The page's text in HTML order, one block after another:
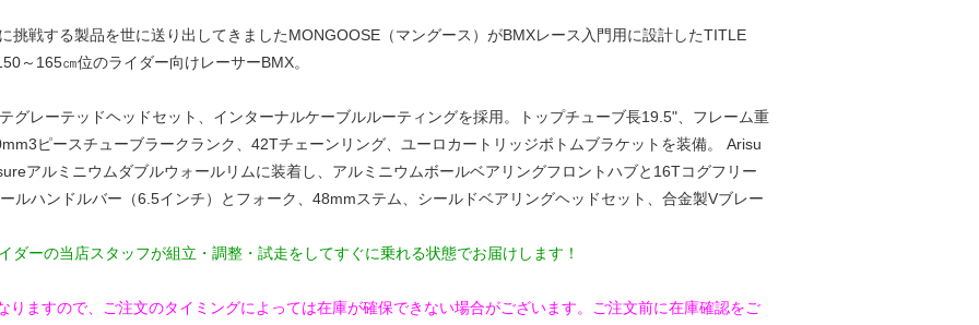
挑戦する製品を世に送り出してきましたMONGOOSE（マングース）がBMXレース入門用に設計したTITLE
～165㎝位のライダー向けレーサーBMX。
グレーテッドヘッドセット、インターナルケーブルルーティングを採用。トップチューブ長19.5"、フレーム重
ピースチューブラークランク、42Tチェーンリング、ユーロカートリッジボトムブラケットを装備。 Arisu
アルミニウムダブルウォールリムに装着し、アルミニウムボールベアリングフロントハブと16Tコグフリー
ルハンドルバー（6.5インチ）とフォーク、48mmステム、シールドベアリングヘッドセット、合金製Vブレー
ーの当店スタッフが組立・調整・試走をしてすぐに乗れる状態でお届けします！
ますので、ご注文のタイミングによっては在庫が確保できない場合がございます。ご注文前に在庫確認をご